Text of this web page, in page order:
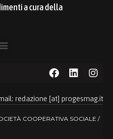
a cura della
redazione [at] progesmag.it
COOPERATIVA SOCIALE /